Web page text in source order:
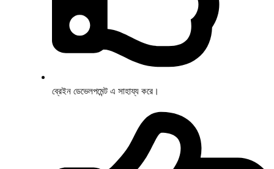
ব্রেইন ডেভেলপমেন্ট এ সাহায্য করে।